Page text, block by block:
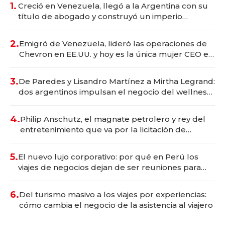
1. Creció en Venezuela, llegó a la Argentina con su
título de abogado y construyó un imperio
2.Emigró de Venezuela, lideró las operaciones de
Chevron en EE.UU. y hoy es la única mujer CEO en
3.De Paredes y Lisandro Martínez a Mirtha Legrand:
dos argentinos impulsan el negocio del wellness
4.Philip Anschutz, el magnate petrolero y rey del
entretenimiento que va por la licitación de
5.El nuevo lujo corporativo: por qué en Perú los
viajes de negocios dejan de ser reuniones para
6.Del turismo masivo a los viajes por experiencias:
cómo cambia el negocio de la asistencia al viajero